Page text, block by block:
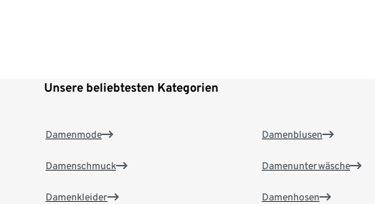
Unsere beliebtesten Kategorien
Damenmode
Damenschmuck
Damenkleider
Damenblusen
Damenunterwäsche
Damenhosen